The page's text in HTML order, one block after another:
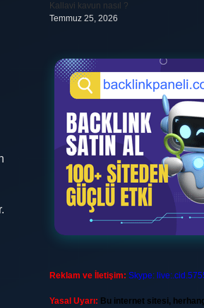
Kallavi kavun nasıl ?
Temmuz 25, 2026
Reklam ve İletişim: Skype:
Yasal Uyarı: Bu internet sitesi,